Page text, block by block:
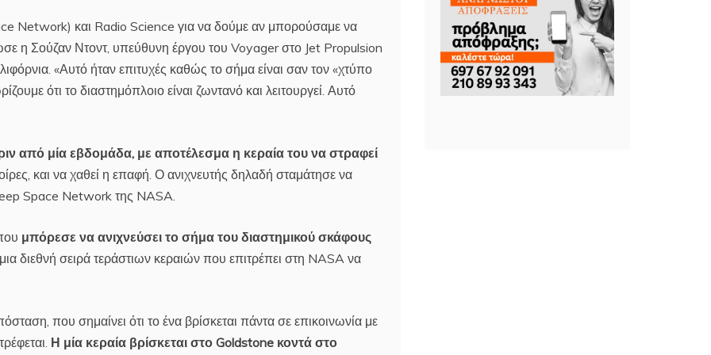
Network) και Radio Science για να δούμε αν μπορούσαμε να
η Σούζαν Ντοντ, υπεύθυνη έργου του Voyager στο Jet Propulsion
«Αυτό ήταν επιτυχές καθώς το σήμα είναι σαν τον «χτύπο
ότι το διαστημόπλοιο είναι ζωντανό και λειτουργεί. Αυτό
από μία εβδομάδα, με αποτέλεσμα η κεραία του να στραφεί
και να χαθεί η επαφή. Ο ανιχνευτής δηλαδή σταμάτησε να
Space Network της NASA.
μπόρεσε να ανιχνεύσει το σήμα του διαστημικού σκάφους
διεθνή σειρά τεράστιων κεραιών που επιτρέπει στη NASA να
που σημαίνει ότι το ένα βρίσκεται πάντα σε επικοινωνία με
Η μία κεραία βρίσκεται στο Goldstone κοντά στο